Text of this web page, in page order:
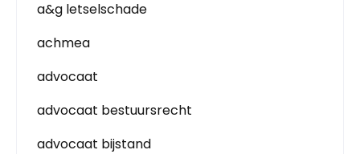
a&g letselschade
achmea
advocaat
advocaat bestuursrecht
advocaat bijstand